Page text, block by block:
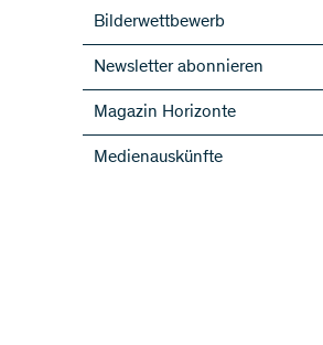
Bilderwettbewerb
Newsletter abonnieren
SNF-Newsletter abonnieren
Newsletter der NFP abonnieren
ScienceGeist
Magazin Horizonte
Medienauskünfte